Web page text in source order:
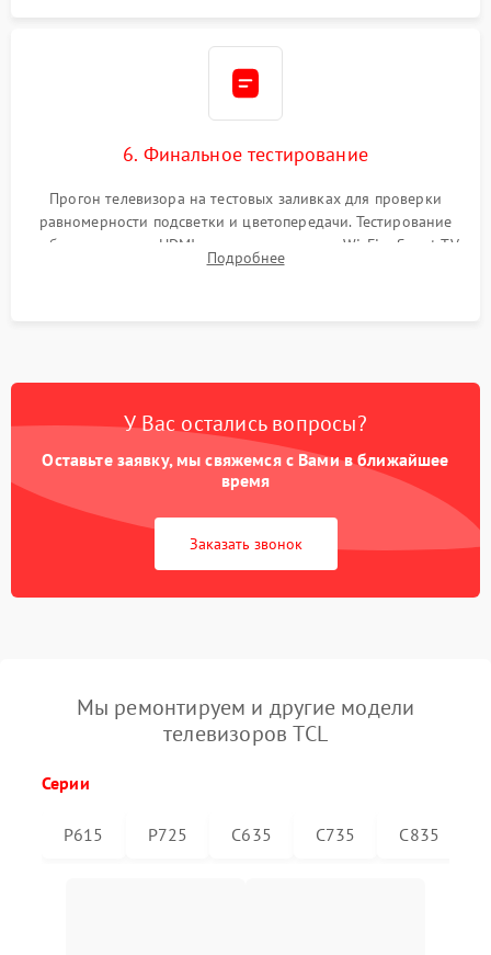
6. Финальное тестирование
Прогон телевизора на тестовых заливках для проверки
равномерности подсветки и цветопередачи. Тестирование
работы разъемов HDMI, динамиков, модуля Wi-Fi и Smart TV
в рабочем режиме в течение нескольких часов.
Подробнее
У Вас остались вопросы?
Оставьте заявку, мы свяжемся с Вами в ближайшее
время
Заказать звонок
Мы ремонтируем и другие модели
телевизоров TCL
Серии
P615 P725 C635 C735 C835